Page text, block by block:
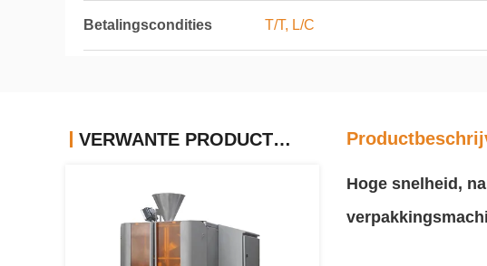
Betalingscondities T/T, L/C
VERWANTE PRODUCTEN
Hoge snelheid,